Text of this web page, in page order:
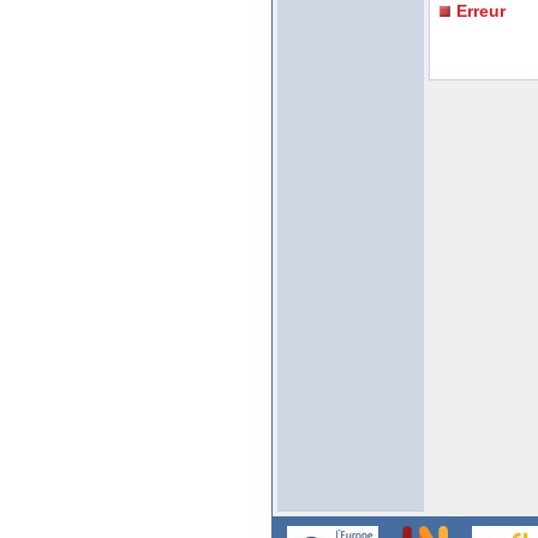
Erreur